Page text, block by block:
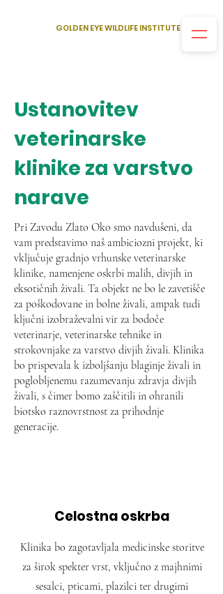
GOLDEN EYE WILDLIFE INSTITUTE
Ustanovitev
veterinarske
klinike za varstvo
narave
Pri Zavodu Zlato Oko smo navdušeni, da
vam predstavimo naš ambiciozni projekt, ki
vključuje gradnjo vrhunske veterinarske
klinike, namenjene oskrbi malih, divjih in
eksotičnih živali. Ta objekt ne bo le zavetišče
za poškodovane in bolne živali, ampak tudi
ključni izobraževalni vir za bodoče
veterinarje, veterinarske tehnike in
strokovnjake za varstvo divjih živali. Klinika
bo prispevala k izboljšanju blaginje živali in
poglobljenemu razumevanju zdravja divjih
živali, s čimer bomo zaščitili in ohranili
biotsko raznovrstnost za prihodnje
generacije.
Celostna oskrba
Klinika bo zagotavljala medicinske storitve
za širok spekter vrst, vključno z majhnimi
sesalci, pticami, plazilci ter drugimi